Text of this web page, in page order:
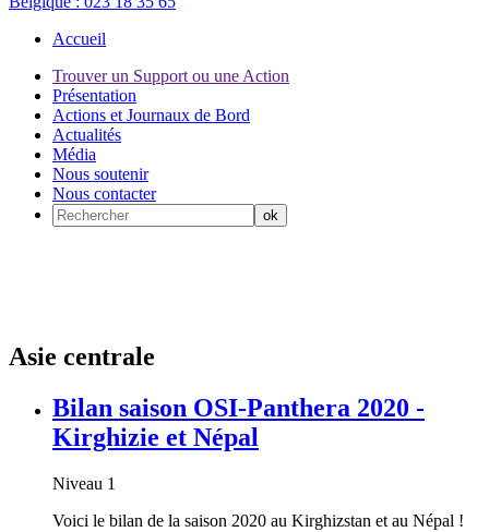
Accueil
Trouver un Support ou une Action
Présentation
Actions et Journaux de Bord
Actualités
Média
Nous soutenir
Nous contacter
Asie centrale
Bilan saison OSI-Panthera 2020 -
Kirghizie et Népal
Niveau 1
Voici le bilan de la saison 2020 au Kirghizstan et au Népal !